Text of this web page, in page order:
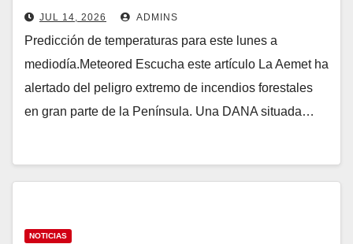
provocará un repunte de
temperaturas: estas son las zonas
en alerta
JUL 14, 2026 ADMINS
Predicción de temperaturas para este lunes a
mediodía.Meteored Escucha este artículo La Aemet ha
alertado del peligro extremo de incendios forestales
en gran parte de la Península. Una DANA situada…
NOTICIAS